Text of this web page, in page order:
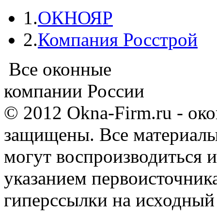
1.ОКНОЯР
2.Компания Росстрой
Все оконные
компании России
© 2012 Okna-Firm.ru -
защищены. Все
могут воспроизводиться
указанием
гиперссылки на